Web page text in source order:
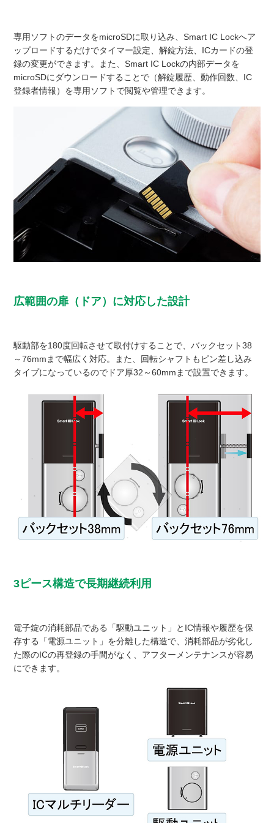
専用ソフトのデータをmicroSDに取り込み、Smart IC Lockへア
ップロードするだけでタイマー設定、解錠方法、ICカードの登
録の変更ができます。また、Smart IC Lockの内部データを
microSDにダウンロードすることで（解錠履歴、動作回数、IC
登録者情報）を専用ソフトで閲覧や管理できます。
広範囲の扉（ドア）に対応した設計
駆動部を180度回転させて取付けすることで、バックセット38
～76mmまで幅広く対応。また、回転シャフトもピン差し込み
タイプになっているのでドア厚32～60mmまで設置できます。
3ピース構造で長期継続利用
電子錠の消耗部品である「駆動ユニット」とIC情報や履歴を保
存する「電源ユニット」を分離した構造で、消耗部品が劣化し
た際のICの再登録の手間がなく、アフターメンテナンスが容易
にできます。